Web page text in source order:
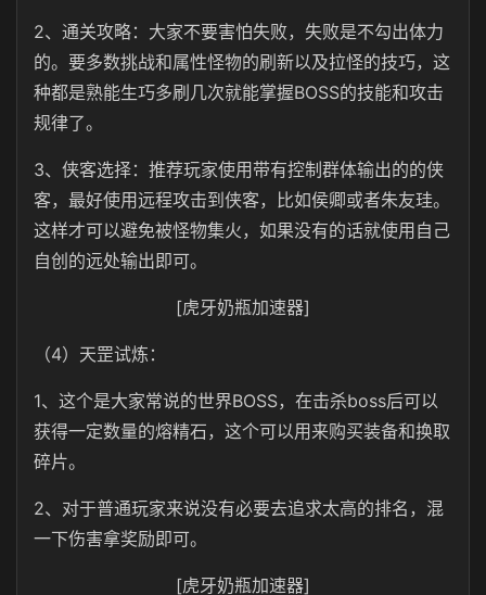
2、通关攻略：大家不要害怕失败，失败是不勾出体力
的。要多数挑战和属性怪物的刷新以及拉怪的技巧，这
种都是熟能生巧多刷几次就能掌握BOSS的技能和攻击
规律了。
3、侠客选择：推荐玩家使用带有控制群体输出的的侠
客，最好使用远程攻击到侠客，比如侯卿或者朱友珪。
这样才可以避免被怪物集火，如果没有的话就使用自己
自创的远处输出即可。
[虎牙奶瓶加速器]
（4）天罡试炼：
1、这个是大家常说的世界BOSS，在击杀boss后可以
获得一定数量的熔精石，这个可以用来购买装备和换取
碎片。
2、对于普通玩家来说没有必要去追求太高的排名，混
一下伤害拿奖励即可。
[虎牙奶瓶加速器]